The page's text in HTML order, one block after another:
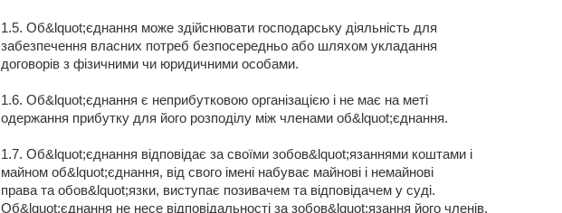
1.5. Об&lquot;єднання може здійснювати господарську діяльність для
забезпечення власних потреб безпосередньо або шляхом укладання
договорів з фізичними чи юридичними особами.
1.6. Об&lquot;єднання є неприбутковою організацією і не має на меті
одержання прибутку для його розподілу між членами об&lquot;єднання.
1.7. Об&lquot;єднання відповідає за своїми зобов&lquot;язаннями коштами і
майном об&lquot;єднання, від свого імені набуває майнові і немайнові
права та обов&lquot;язки, виступає позивачем та відповідачем у суді.
Об&lquot;єднання не несе відповідальності за зобов&lquot;язання його членів,